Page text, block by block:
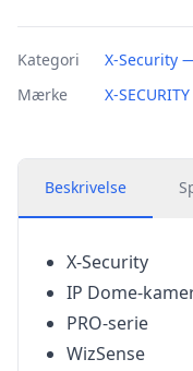
Kategori
X-Security
Mærke
X-SECURITY
Beskrivelse
X-Security
IP Dome-
PRO-serie
WizSense